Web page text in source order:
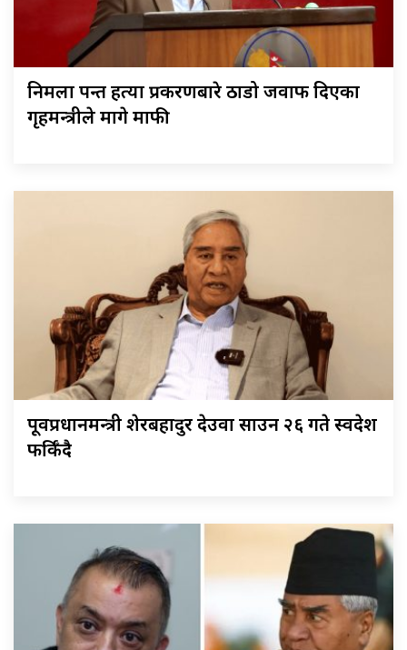
निर्मला पन्त हत्या प्रकरणबारे ठाडो जवाफ दिएका
गृहमन्त्रीले मागे माफी
पूर्वप्रधानमन्त्री शेरबहादुर देउवा साउन २६ गते स्वदेश
फर्किँदै